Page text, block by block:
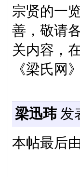
宗贤的一
善，敬请
关内容，
《梁氏网
梁迅玮发
本帖最后